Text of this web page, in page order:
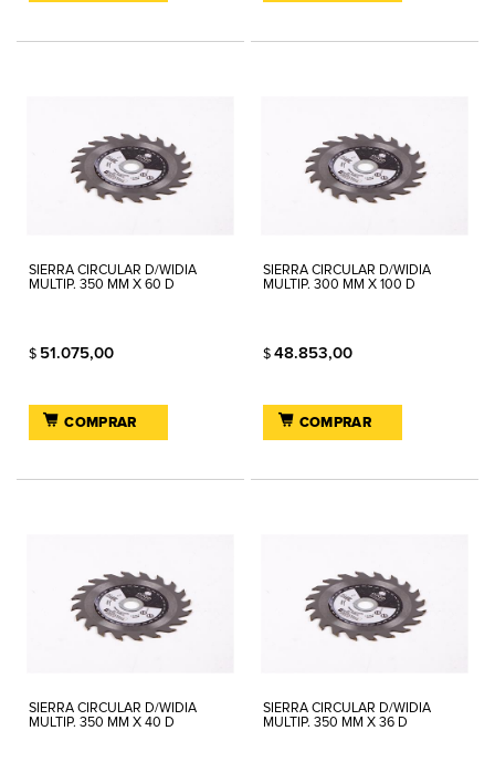
SIERRA CIRCULAR D/WIDIA
MULTIP. 350 MM X 60 D
$ 51.075,00
COMPRAR
SIERRA CIRCULAR D/WIDIA
MULTIP. 300 MM X 100 D
$48.853,00
COMPRAR
SIERRA CIRCULAR D/WIDIA
MULTIP. 350 MM X 40 D
SIERRA CIRCULAR D/WIDIA
MULTIP. 350 MM X 36 D